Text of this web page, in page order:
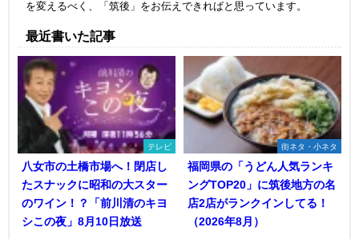
を変えるべく、「筑後」をお伝えできればと思っています。
最近書いた記事
テレビ
八女市の土橋市場へ！閉店し
たスナックに昭和の大スター
のワイン！？「前川清のキヨ
シこの夜」8月10日放送
街ネタ・小ネタ
福岡県の「うどん人気ランキ
ングTOP20」に筑後地方の名
店2店がランクインしてる！
（2026年8月）